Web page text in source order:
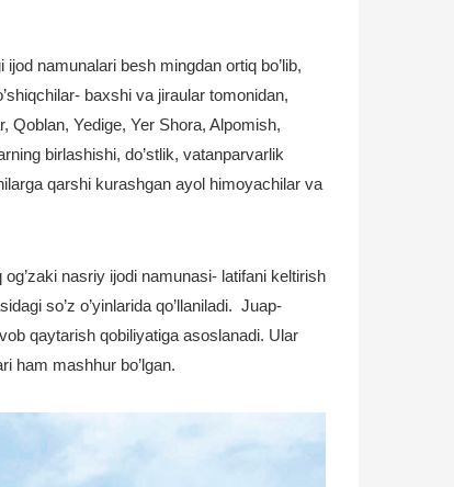
namunalari besh mingdan ortiq bo’lib,
baxshi va jiraular tomonidan,
Qoblan, Yedige, Yer Shora, Alpomish,
birlashishi, do’stlik, vatanparvarlik
qarshi kurashgan ayol himoyachilar va
nasriy ijodi namunasi- latifani keltirish
so’z o’yinlarida qo’llaniladi. Juap-
qaytarish qobiliyatiga asoslanadi. Ular
ham mashhur bo’lgan.